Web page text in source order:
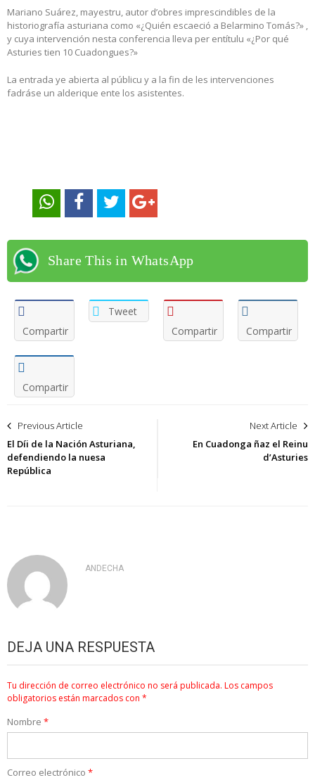
Mariano Suárez, mayestru, autor d’obres imprescindibles de la
historiografía asturiana como «¿Quién escaeció a Belarmino Tomás?» ,
y cuya intervención nesta conferencia lleva per entítulu «¿Por qué
Asturies tien 10 Cuadongues?»
La entrada ye abierta al públicu y a la fin de les intervenciones
fadráse un alderique ente los asistentes.
Share This in WhatsApp
Compartir
Tweet
Compartir
Compartir
Compartir
Navegación
de
entradas
Previous Article
El Díi de la Nación Asturiana,
defendiendo la nuesa
República
Next Article
En Cuadonga ñaz el Reinu
d’Asturies
ANDECHA
DEJA UNA RESPUESTA
Tu dirección de correo electrónico no será publicada. Los campos
obligatorios están marcados con *
Nombre *
Correo electrónico *